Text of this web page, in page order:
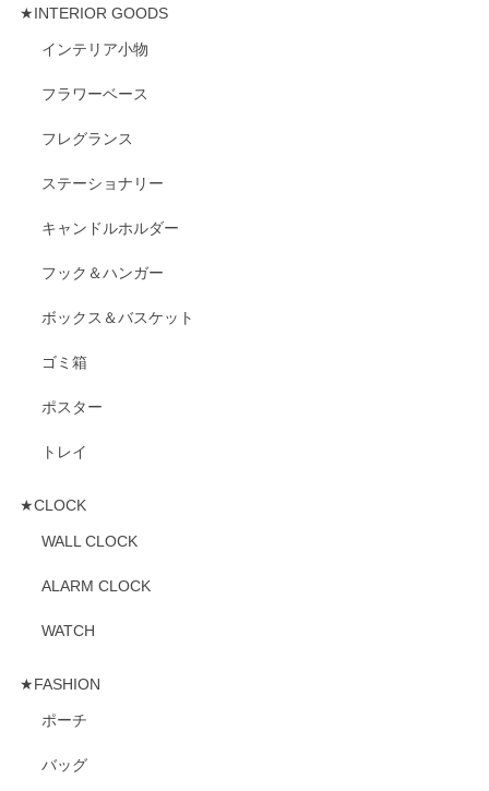
★INTERIOR GOODS
インテリア小物
フラワーベース
フレグランス
ステーショナリー
キャンドルホルダー
フック＆ハンガー
ボックス＆バスケット
ゴミ箱
ポスター
トレイ
★CLOCK
WALL CLOCK
ALARM CLOCK
WATCH
★FASHION
ポーチ
バッグ